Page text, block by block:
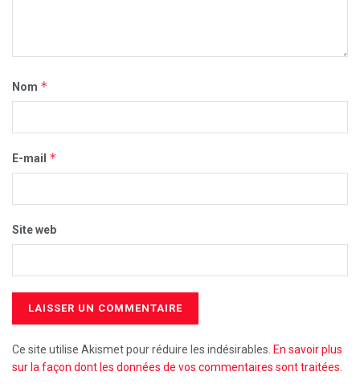
Nom *
E-mail *
Site web
Ce site utilise Akismet pour réduire les indésirables. En savoir plus
sur la façon dont les données de vos commentaires sont traitées